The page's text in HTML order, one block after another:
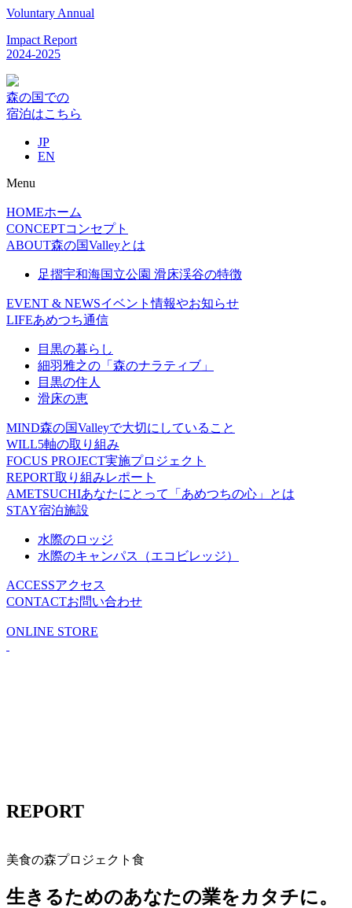
Voluntary Annual
Impact Report
2024-2025
森の国での
宿泊はこちら
JP
EN
Menu
HOMEホーム
CONCEPTコンセプト
ABOUT森の国Valleyとは
足摺宇和海国立公園 滑床渓谷の特徴
EVENT & NEWSイベント情報やお知らせ
LIFEあめつち通信
目黒の暮らし
細羽雅之の「森のナラティブ」
目黒の住人
滑床の恵
MIND森の国Valleyで大切にしていること
WILL5軸の取り組み
FOCUS PROJECT実施プロジェクト
REPORT取り組みレポート
AMETSUCHIあなたにとって「あめつちの心」とは
STAY宿泊施設
水際のロッジ
水際のキャンパス（エコビレッジ）
ACCESSアクセス
CONTACTお問い合わせ
ONLINE STORE
REPORT
美食の森プロジェクト 食
生きるためのあなたの業をカタチに。